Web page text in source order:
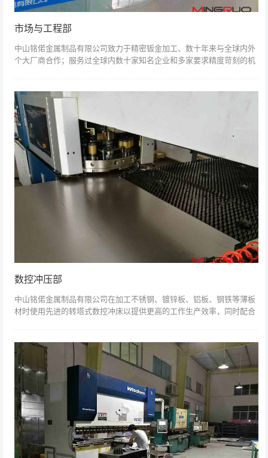
市场与工程部
中山铭偌金属制品有限公司致力于精密钣金加工、数十年来与全球内外
个大厂商合作；服务过全球内数十家知名企业和多家要求精度苛刻的机
数控冲压部
中山铭偌金属制品有限公司在加工不锈钢、镀锌板、铝板、钢铁等薄板
材时使用先进的转塔式数控冲床以提供更高的工作生产效率，同时配合